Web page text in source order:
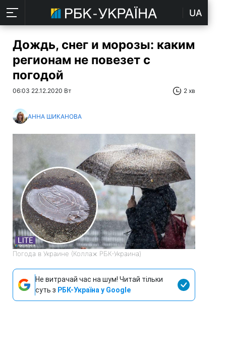
UA
Дождь, снег и морозы: каким
регионам не повезет с
погодой
06:03 22.12.2020 Вт 2 хв
АННА ШИКАНОВА
Погода в Украине (Коллаж РБК-Украина)
Не витрачай час на шум! Читай тільки
суть з РБК-Україна у Google